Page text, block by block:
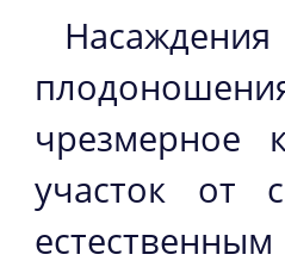
чрезмерное
участок от